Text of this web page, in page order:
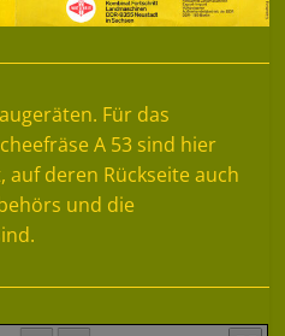
Für das
A 53 sind hier
deren Rückseite auch
und die